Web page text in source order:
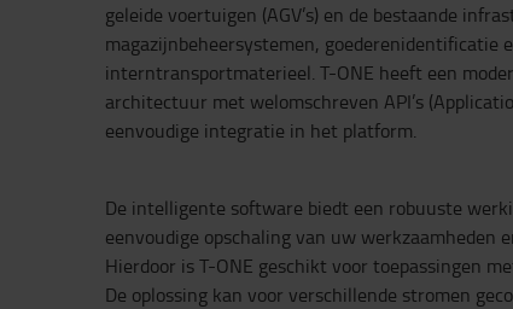
geleide voertuigen (AGV’s) en de bestaande
magazijnbeheersystemen, goederenidentificatie
interntransportmaterieel. T-ONE heeft een
architectuur met welomschreven API’s
eenvoudige integratie in het platform.
De intelligente software biedt een robuuste
eenvoudige opschaling van uw werkzaamheden
Hierdoor is T-ONE geschikt voor toepassingen
De oplossing kan voor verschillende stromen